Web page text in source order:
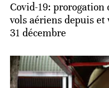
Covid-19: prorogation
vols aériens depuis et
31 décembre